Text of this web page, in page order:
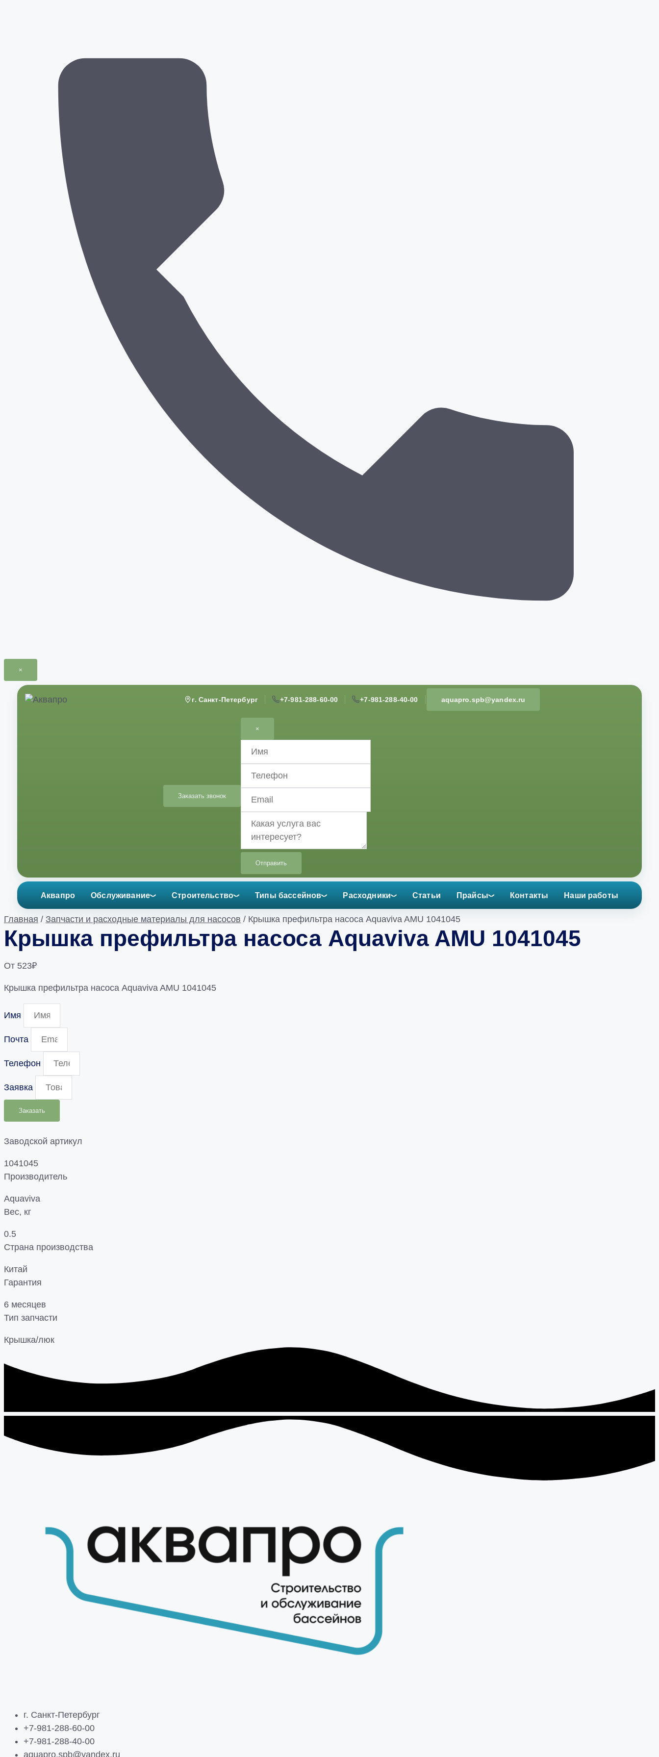
×
Перейти
г. Санкт-Петербург +7-981-288-60-00 +7-981-288-40-00 aquapro.spb@yandex.ru
Заказать звонок
×
Отправить
Аквапро Обслуживание Строительство Типы бассейнов Расходники Статьи Прайсы Контакты Наши работы
Главная / Запчасти и расходные материалы для насосов / Крышка префильтра насоса Aquaviva AMU 1041045
Крышка префильтра насоса Aquaviva AMU 1041045
От 523₽
Крышка префильтра насоса Aquaviva AMU 1041045
Имя
Почта
Телефон
Заявка
Заказать
Заводской артикул
1041045
Производитель
Aquaviva
Вес, кг
0.5
Страна производства
Китай
Гарантия
6 месяцев
Тип запчасти
Крышка/люк
г. Санкт-Петербург
+7-981-288-60-00
+7-981-288-40-00
aquapro.spb@yandex.ru